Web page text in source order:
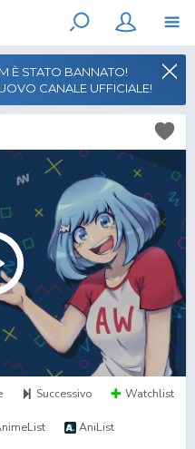
È STATO BANNATO!
CANALE UFFICIALE!
Successivo Watchlist
AniList